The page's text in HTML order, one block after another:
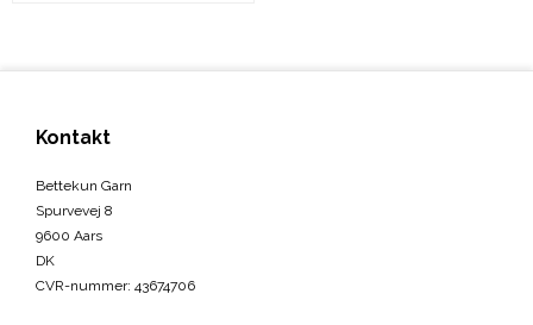
Kontakt
Bettekun Garn
Spurvevej 8
9600 Aars
DK
CVR-nummer: 43674706